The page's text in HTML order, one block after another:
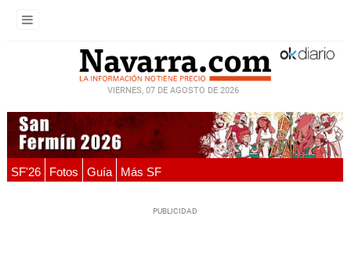
VIERNES, 07 DE AGOSTO DE 2026
SF'26 Fotos Guía Más SF